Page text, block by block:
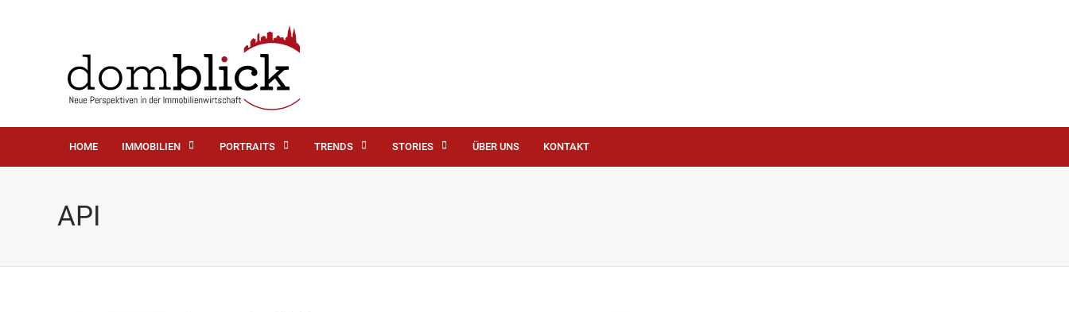
HOME IMMOBILIEN PORTRAITS TRENDS STORIES ÜBER UNS KONTAKT
API